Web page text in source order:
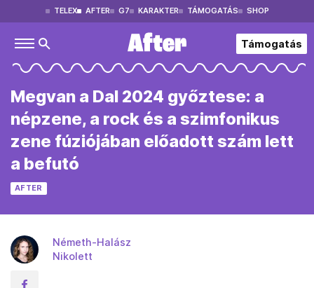
TELEX AFTER G7 KARAKTER TÁMOGATÁS SHOP
Támogatás
Megvan a Dal 2024 győztese: a
népzene, a rock és a szimfonikus
zene fúziójában előadott szám lett
a befutó
AFTER
Németh-Halász
Nikolett